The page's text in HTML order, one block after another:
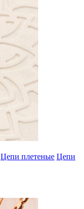
Цепи плетеные Цепи